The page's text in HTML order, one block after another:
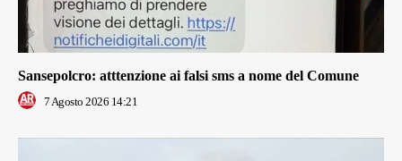
Sansepolcro: atttenzione ai falsi sms a nome del Comune
7 Agosto 2026 14:21